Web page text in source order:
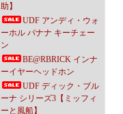
助】
UDF アンディ・ウォ
ーホル バナナ キーチェー
ン
BE@RBRICK インナ
ーイヤーヘッドホン
UDF ディック・ブル
ーナ シリーズ3【ミッフィ
ーと風船】